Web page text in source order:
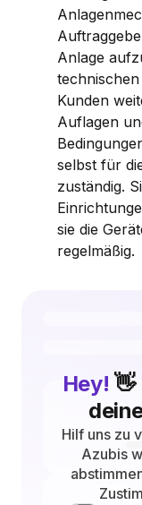
Anlage
Kunden
Auflagen
selbst für
zuständig.
sie die
regelmäßig.
Hey! 👋
Hilf uns zu
Azubis